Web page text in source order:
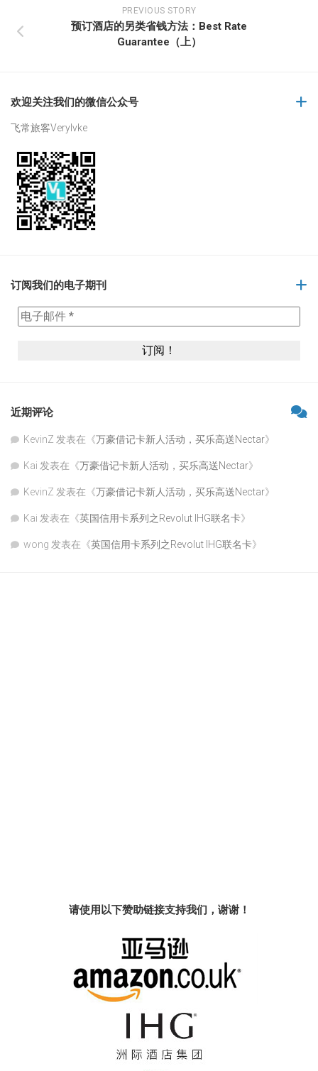
PREVIOUS STORY
预订酒店的另类省钱方法：Best Rate
Guarantee（上）
欢迎关注我们的微信公众号
飞常旅客Verylvke
订阅我们的电子期刊
近期评论
KevinZ 发表在《万豪借记卡新人活动，买乐高送Nectar》
Kai 发表在《万豪借记卡新人活动，买乐高送Nectar》
KevinZ 发表在《万豪借记卡新人活动，买乐高送Nectar》
Kai 发表在《英国信用卡系列之Revolut IHG联名卡》
wong 发表在《英国信用卡系列之Revolut IHG联名卡》
请使用以下赞助链接支持我们，谢谢！